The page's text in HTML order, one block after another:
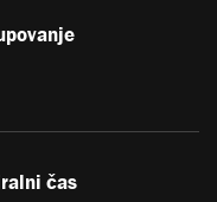
čas